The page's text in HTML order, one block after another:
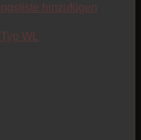
hinzufügen
WL